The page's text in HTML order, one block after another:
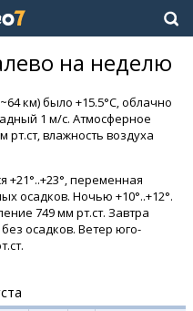
на неделю
км) было +15.5°C, облачно
1 м/с. Атмосферное
влажность воздуха
+21°..+23°, переменная
осадков. Ночью +10°..+12°.
749 мм рт.ст. Завтра
осадков. Ветер юго-